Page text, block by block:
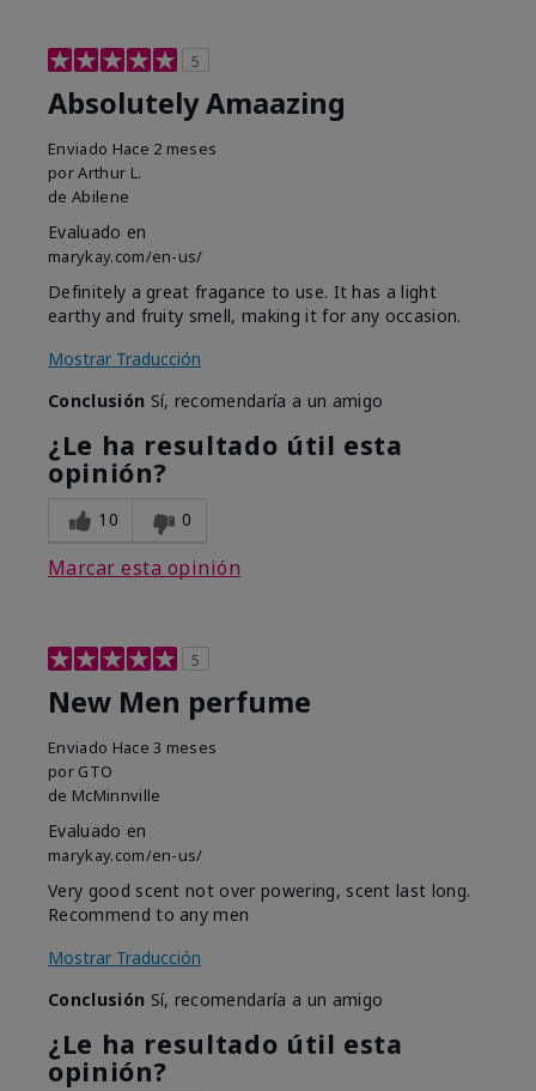
5
Absolutely Amaazing
Enviado Hace 2 meses
porArthur L.
de Abilene
Evaluado en
marykay.com/en-us/
Definitely a great fragance to use. It has a light
earthy and fruity smell, making it for any occasion.
Mostrar Traducción
Conclusión Sí, recomendaría a un amigo
¿Le ha resultado útil esta
opinión?
10 0
Marcar esta opinión
5
New Men perfume
Enviado Hace 3 meses
por GTO
de McMinnville
Evaluado en
marykay.com/en-us/
Very good scent not over powering, scent last long.
Recommend to any men
Mostrar Traducción
Conclusión Sí, recomendaría a un amigo
¿Le ha resultado útil esta
opinión?